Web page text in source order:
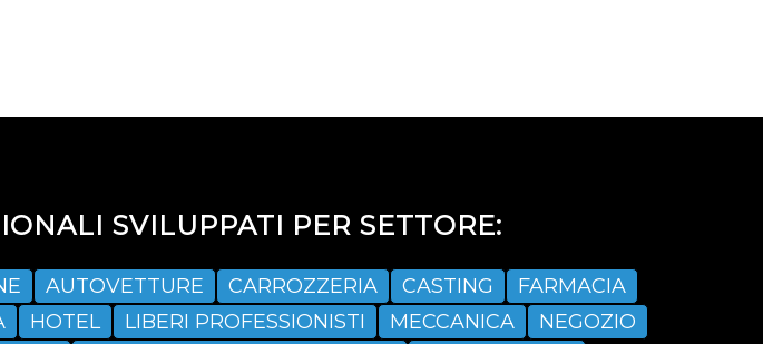
SVILUPPATI PER SETTORE:
AUTOVETTURE CARROZZERIA CASTING
FARMACIA
HOTEL LIBERI PROFESSIONISTI MECCANICA
NEGOZIO